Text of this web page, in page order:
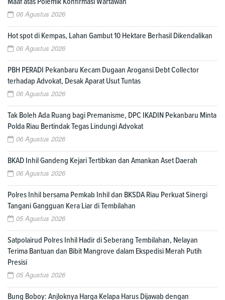
06 Agustus 2026
Hot spot di Kempas, Lahan Gambut 10 Hektare Berhasil Dikendalikan
06 Agustus 2026
PBH PERADI Pekanbaru Kecam Dugaan Arogansi Debt Collector
terhadap Advokat, Desak Aparat Usut Tuntas
06 Agustus 2026
Tak Boleh Ada Ruang bagi Premanisme, DPC IKADIN Pekanbaru Minta
Polda Riau Bertindak Tegas Lindungi Advokat
06 Agustus 2026
BKAD Inhil Gandeng Kejari Tertibkan dan Amankan Aset Daerah
06 Agustus 2026
Polres Inhil bersama Pemkab Inhil dan BKSDA Riau Perkuat Sinergi
Tangani Gangguan Kera Liar di Tembilahan
05 Agustus 2026
Satpolairud Polres Inhil Hadir di Seberang Tembilahan, Nelayan
Terima Bantuan dan Bibit Mangrove dalam Ekspedisi Merah Putih
Presisi
05 Agustus 2026
Bung Boboy: Anjloknya Harga Kelapa Harus Dijawab dengan